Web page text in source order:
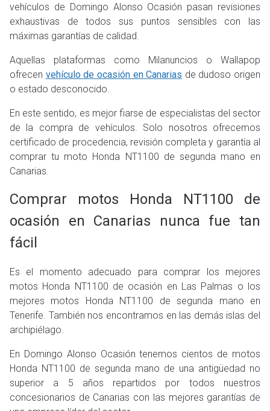
vehículos de Domingo Alonso Ocasión pasan revisiones
exhaustivas de todos sus puntos sensibles con las
máximas garantías de calidad.
Aquellas plataformas como Milanuncios o Wallapop
ofrecen vehículo de ocasión en Canarias de dudoso origen
o estado desconocido.
En este sentido, es mejor fiarse de especialistas del sector
de la compra de vehículos. Solo nosotros ofrecemos
certificado de procedencia, revisión completa y garantía al
comprar tu moto Honda NT1100 de segunda mano en
Canarias.
Comprar motos Honda NT1100 de
ocasión en Canarias nunca fue tan
fácil
Es el momento adecuado para comprar los mejores
motos Honda NT1100 de ocasión en Las Palmas o los
mejores motos Honda NT1100 de segunda mano en
Tenerife. También nos encontramos en las demás islas del
archipiélago.
En Domingo Alonso Ocasión tenemos cientos de motos
Honda NT1100 de segunda mano de una antigüedad no
superior a 5 años repartidos por todos nuestros
concesionarios de Canarias con las mejores garantías de